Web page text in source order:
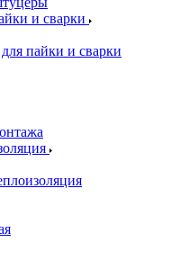
и сварки
пайки и сварки